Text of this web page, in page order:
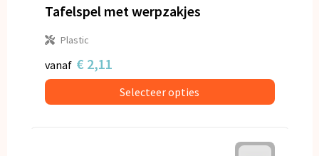
Tafelspel met werpzakjes
Plastic
vanaf € 2,11
Selecteer opties